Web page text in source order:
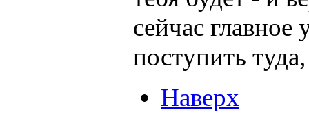
сейчас
поступить
Наверх